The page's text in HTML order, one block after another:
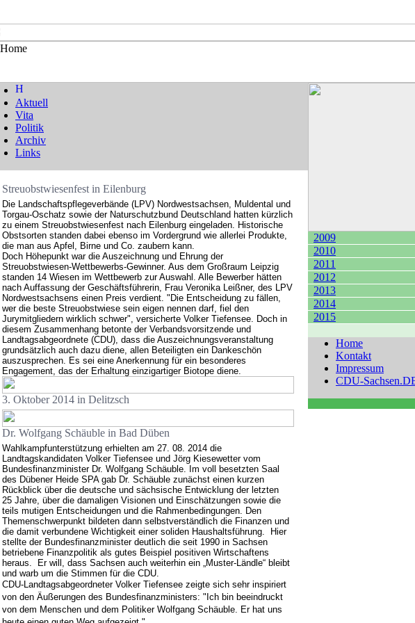
Aktuell
Vita
Politik
Archiv
Links
Streuobstwiesenfest in Eilenburg
Die Landschaftspflegeverbände (LPV) Nordwestsachsen, Muldental und
Torgau-Oschatz sowie der Naturschutzbund Deutschland hatten kürzlich
zu einem Streuobstwiesenfest nach Eilenburg eingeladen. Historische
Obstsorten standen dabei ebenso im Vordergrund wie allerlei Produkte,
die man aus Apfel, Birne und Co. zaubern kann.
Doch Höhepunkt war die Auszeichnung und Ehrung der
Streuobstwiesen-Wettbewerbs-Gewinner. Aus dem Großraum Leipzig
standen 14 Wiesen im Wettbewerb zur Auswahl. Alle Bewerber hätten
nach Auffassung der Geschäftsführerin, Frau Veronika Leißner, des LPV
Nordwestsachsens einen Preis verdient. "Die Entscheidung zu fällen,
wer die beste Streuobstwiese sein eigen nennen darf, fiel den
Jurymitgliedern wirklich schwer", versicherte Volker Tiefensee. Doch in
diesem Zusammenhang betonte der Verbandsvorsitzende und
Landtagsabgeordnete (CDU), dass die Auszeichnungsveranstaltung
grundsätzlich auch dazu diene, allen Beteiligten ein Dankeschön
auszusprechen. Es sei eine Anerkennung für ein besonderes
Engagement, das der Erhaltung einzigartiger Biotope diene.
3. Oktober 2014 in Delitzsch
Dr. Wolfgang Schäuble in Bad Düben
Wahlkampfunterstützung erhielten am 27. 08. 2014 die
Landtagskandidaten Volker Tiefensee und Jörg Kiesewetter vom
Bundesfinanzminister Dr. Wolfgang Schäuble. Im voll besetzten Saal
des Dübener Heide SPA gab Dr. Schäuble zunächst einen kurzen
Rückblick über die deutsche und sächsische Entwicklung der letzten
25 Jahre, über die damaligen Visionen und Einschätzungen sowie die
teils mutigen Entscheidungen und die Rahmenbedingungen. Den
Themenschwerpunkt bildeten dann selbstverständlich die Finanzen und
die damit verbundene Wichtigkeit einer soliden Haushaltsführung.
Hier
stellte der Bundesfinanzminister deutlich die seit 1990 in Sachsen
betriebene Finanzpolitik als gutes Beispiel positiven Wirtschaftens
heraus.
Er will, dass Sachsen auch weiterhin ein „Muster-Ländle“ bleibt
und warb um die Stimmen für die CDU.
CDU-Landtagsabgeordneter Volker Tiefensee zeigte sich sehr inspiriert
von den Äußerungen des Bundesfinanzministers: "Ich bin beeindruckt
von dem Menschen und dem Politiker Wolfgang Schäuble. Er hat uns
2009
2010
2011
2012
2013
2014
2015
Home
Kontakt
Impressum
CDU-